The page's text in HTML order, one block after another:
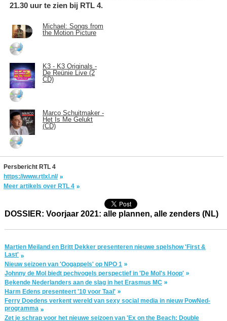
21.30 uur te zien bij RTL 4.
Michael: Songs from
the Motion Picture
K3 - K3 Originals -
De Reünie Live (2
CD)
Marco Schuitmaker -
Het Is Me Gelukt
(CD)
Persbericht RTL 4
https://www.rtlxl.nl/
Meer artikels over RTL 4
DOSSIER: Voorjaar 2021: alle plannen, alle zenders (NL)
Martien Meiland en Britt Dekker presenteren nieuwe spelshow 'First &
Last'
Nieuw seizoen van 'Oogappels' op NPO 1
Johnny de Mol biedt pechvogels perspectief in 'De Mol's Hoop'
Bekende Nederlanders aan de slag in het Erasmus MC
Harm Edens presenteert '10 voor Taal'
Ferry Doedens verkent wereld van sexy social media in nieuw PowNed-
programma
Zet je schrap voor het nieuwe seizoen van 'Ex on the Beach: Double